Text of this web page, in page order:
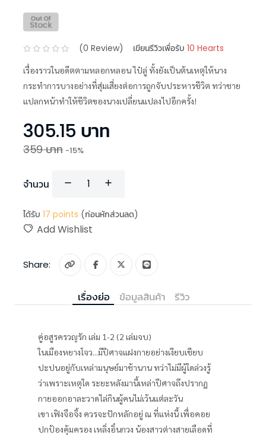
(0 Review) เขียนรีวิวเพื่อรับ 10 Hearts
เรื่องราวในอดีตตามหลอกหลอน ไป๋ลู่ ทั้งยังเป็นต้นเหตุให้นาง
กระทำการบางอย่างที่สุ่มเสี่ยงต่อการถูกจับประหารชีวิต ทว่าชาย
แปลกหน้าทำให้ชีวิตของนางเปลี่ยนแปลงไปอีกครั้ง!
305.15 บาท
359บาท -15%
จำนวน
ได้รับ 17 points (ก่อนหักส่วนลด)
Add Wishlist
Share:
เรื่องย่อ ข้อมูลสินค้า รีวิว
คู่อสูรครวญรัก เล่ม 1-2 (2 เล่มจบ)
ในเมืองหยางโจว...มีปีศาจแฝงกายอย่างเงียบเชียบ
ปะปนอยู่กับเหล่ามนุษย์มาช้านาน ทว่าไม่มีผู้ใดล่วงรู้
ว่าเพราะเหตุใด ระยะหลังมานี้เหล่าปีศาจถึงปรากฏ
กายออกอาละวาดไล่กินผู้คนไม่เว้นแต่ละวัน
เขา เฟิงจือจิ้ง ควรจะปักหลักอยู่ ณ ที่แห่งนี้ เพื่อคอย
ปกป้องคุ้มครอง เหลิ่งอิ๋นกวง น้องสาวต่างสายเลือดที่